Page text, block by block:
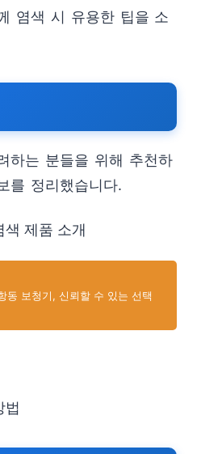
염색 시 유용한 팁을 소
하는 분들을 위해 추천하
를 정리했습니다.
색 제품 소개
동 보청기, 신뢰할 수 있는 선택
법